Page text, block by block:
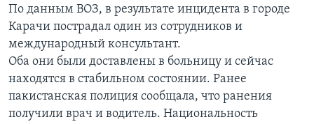
По данным ВОЗ, в результате инцидента в городе
Карачи пострадал один из сотрудников и
международный консультант.
Оба они были доставлены в больницу и сейчас
находятся в стабильном состоянии. Ранее
пакистанская полиция сообщала, что ранения
получили врач и водитель. Национальность